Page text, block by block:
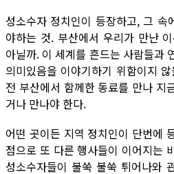
성소수자 정치인이 등장하고, 그 속
야하는 것. 부산에서 우리가 만난
아닐까. 이 세계를 흔드는 사람들과
의미있음을 이야기하기 위함이지
전 부산에서 함께한 동료를 만나 지
거나 만나야 한다.
어떤 곳이든 지역 정치인이 단번에
점으로 또 다른 행사들이 이어지는
성소수자들이 불쑥 불쑥 튀어나와